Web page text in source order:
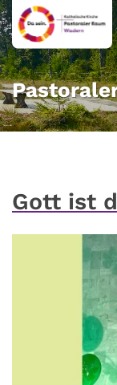
Zum Inhalt
Gott ist